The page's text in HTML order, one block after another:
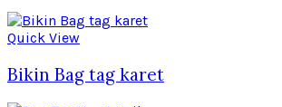
Quick View
Bikin Bag tag karet